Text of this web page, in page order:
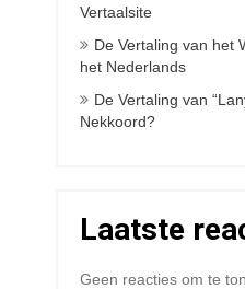
Vertaalsite
De Vertaling van het
het Nederlands
De Vertaling van
Nekkoord?
Laatste
Geen reacties om te